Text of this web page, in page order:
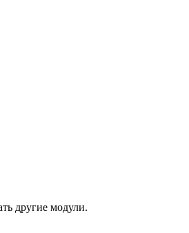
другие модули.